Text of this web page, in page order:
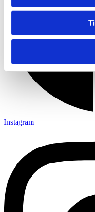
Instagram